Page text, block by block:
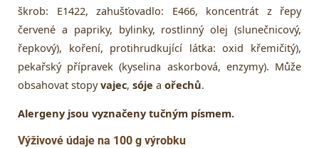
škrob: E1422, zahušťovadlo: E466, koncentrát z řepy
červené a papriky, bylinky, rostlinný olej (slunečnicový,
řepkový), koření, protihrudkující látka: oxid křemičitý),
pekařský přípravek (kyselina askorbová, enzymy). Může
obsahovat stopyvajec, sóje a ořechů.
Alergeny jsou vyznačeny tučným písmem.
Výživové údaje na 100 g výrobku